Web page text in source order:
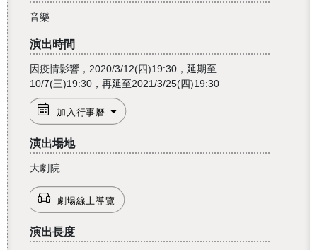
音樂
演出時間
因疫情影響，2020/3/12(四)19:30，延期至
10/7(三)19:30，再延至2021/3/25(四)19:30
加入行事曆
演出場地
大劇院
劇場線上導覽
演出長度